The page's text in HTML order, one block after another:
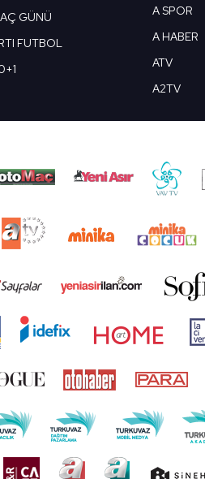
GÜNÜ
FUTBOL
A SPOR
A HABER
ATV
A2TV